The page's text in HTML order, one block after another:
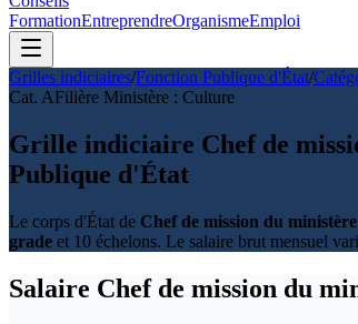
FormationEntreprendreOrganismeEmploi
Grilles indiciaires/Fonction Publique d'État/
Cat. AFilière Ministère : Culture
Grille indiciaire Chef de
Publique d'État
Le corps d'État de Chef de mission du
grade et 10 échelons. Le salaire brut mensuel
Salaire Chef de mission du